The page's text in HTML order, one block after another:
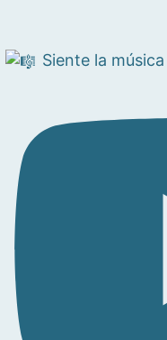
Siente la